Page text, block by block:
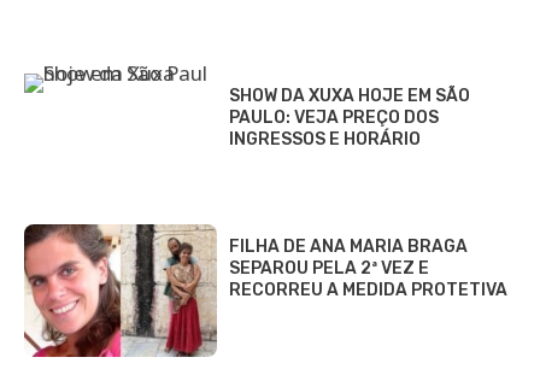
SHOW DA XUXA HOJE EM SÃO
PAULO: VEJA PREÇO DOS
INGRESSOS E HORÁRIO
FILHA DE ANA MARIA BRAGA
SEPAROU PELA 2ª VEZ E
RECORREU A MEDIDA PROTETIVA